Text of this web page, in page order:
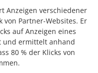
Anzeigen verschiedener
Partner-Websites. Er
auf Anzeigen eines
und ermittelt anhand
80 % der Klicks von